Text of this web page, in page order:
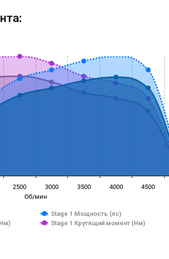
Об/мин
Stage 1 Мощность (лс)
Stage 1 Крутящий момент (Нм)
2500 3000 3500 4000 4500